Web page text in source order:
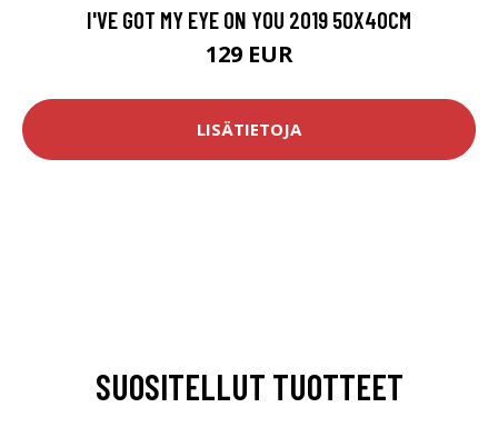
I'VE GOT MY EYE ON YOU 2019 50X40CM
129 EUR
LISÄTIETOJA
SUOSITELLUT TUOTTEET